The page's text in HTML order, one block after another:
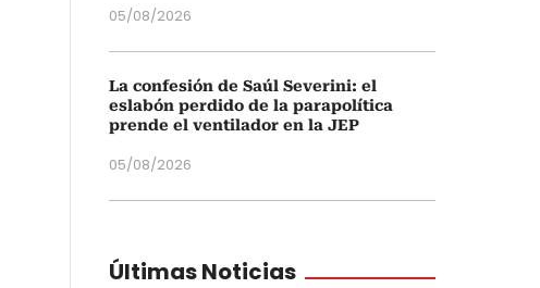
05/08/2026
La confesión de Saúl Severini: el
eslabón perdido de la parapolítica
prende el ventilador en la JEP
05/08/2026
Últimas Noticias